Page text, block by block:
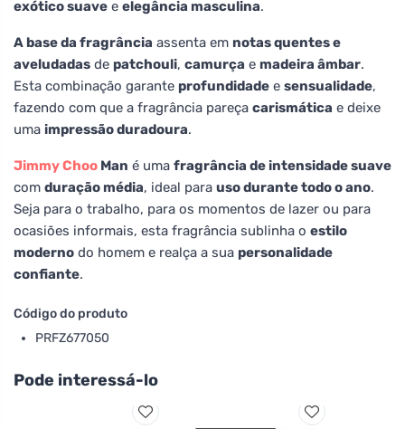
exótico suave e elegância masculina.
A base da fragrância assenta em notas quentes e
aveludadas de patchouli, camurça e madeira âmbar.
Esta combinação garante profundidade e sensualidade,
fazendo com que a fragrância pareça carismática e deixe
uma impressão duradoura.
Jimmy Choo Man é uma fragrância de intensidade suave
com duração média, ideal para uso durante todo o ano.
Seja para o trabalho, para os momentos de lazer ou para
ocasiões informais, esta fragrância sublinha o estilo
moderno do homem e realça a sua personalidade
confiante.
Código do produto
PRFZ677050
Pode interessá-lo